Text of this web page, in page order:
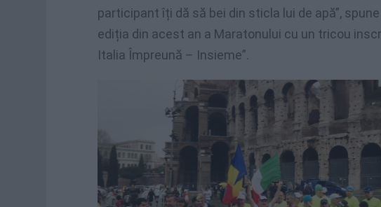
participant îți dă să bei din sticla lui de apă”,
ediția din acest an a Maratonului cu un tricou
Italia Împreună – Insieme”.